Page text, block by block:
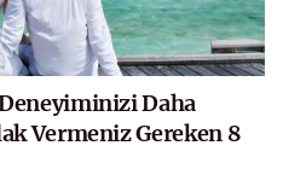
Daha
Vermeniz Gereken 8